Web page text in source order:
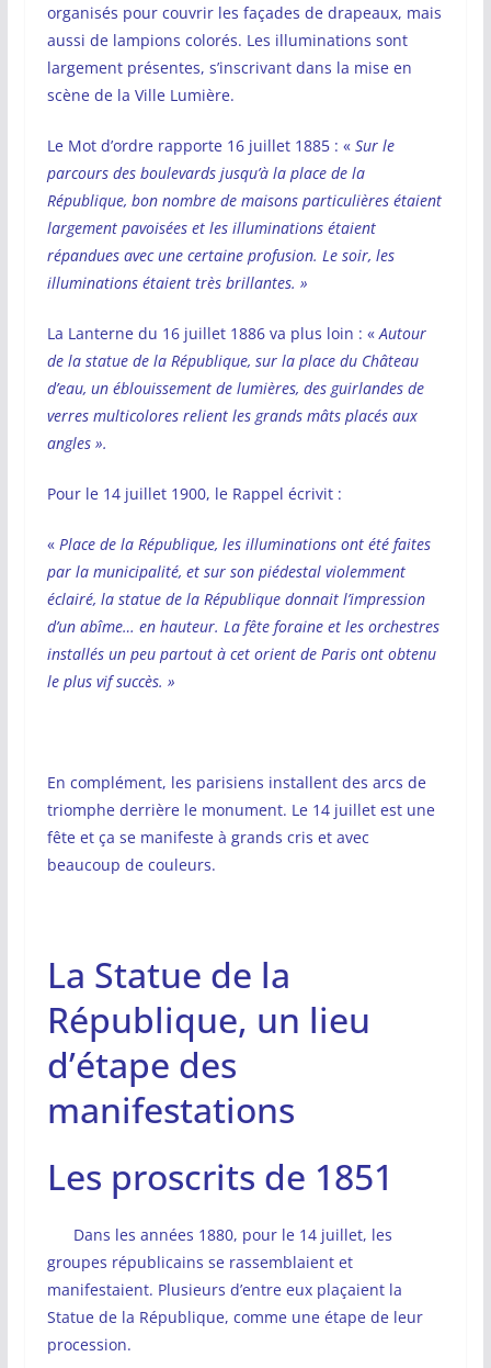
organisés pour couvrir les façades de drapeaux, mais
aussi de lampions colorés. Les illuminations sont
largement présentes, s’inscrivant dans la mise en
scène de la Ville Lumière.
Le Mot d’ordre rapporte 16 juillet 1885 : « Sur le
parcours des boulevards jusqu’à la place de la
République, bon nombre de maisons particulières étaient
largement pavoisées et les illuminations étaient
répandues avec une certaine profusion. Le soir, les
illuminations étaient très brillantes. »
La Lanterne du 16 juillet 1886 va plus loin : «Autour
de la statue de la République, sur la place du Château
d’eau, un éblouissement de lumières, des guirlandes de
verres multicolores relient les grands mâts placés aux
angles ».
Pour le 14 juillet 1900, le Rappel écrivit :
« Place de la République, les illuminations ont été faites
par la municipalité, et sur son piédestal violemment
éclairé, la statue de la République donnait l’impression
d’un abîme… en hauteur. La fête foraine et les orchestres
installés un peu partout à cet orient de Paris ont obtenu
le plus vif succès. »
En complément, les parisiens installent des arcs de
triomphe derrière le monument. Le 14 juillet est une
fête et ça se manifeste à grands cris et avec
beaucoup de couleurs.
La Statue de la
République, un lieu
d’étape des
manifestations
Les proscrits de 1851
Dans les années 1880, pour le 14 juillet, les
groupes républicains se rassemblaient et
manifestaient. Plusieurs d’entre eux plaçaient la
Statue de la République, comme une étape de leur
procession.